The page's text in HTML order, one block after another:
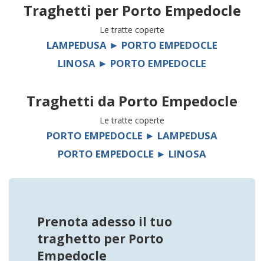
Traghetti per Porto Empedocle
Le tratte coperte
LAMPEDUSA ► PORTO EMPEDOCLE
LINOSA ► PORTO EMPEDOCLE
Traghetti da Porto Empedocle
Le tratte coperte
PORTO EMPEDOCLE ► LAMPEDUSA
PORTO EMPEDOCLE ► LINOSA
Prenota adesso il tuo
traghetto per Porto
Empedocle